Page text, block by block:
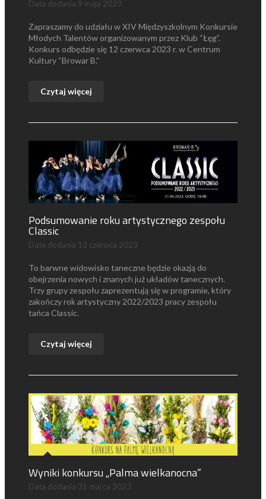
Data dodania 9 maja 2023
Zapraszamy do udziału w XIV Międzyszkolnym Konkursie
Młodych Talentów organizowanym przez Klub “Łęg”.
Konkurs odbędzie się 12 czerwca 2023 r. w Centrum
Kultury “Browar B.”
Czytaj więcej
Podsumowanie roku artystycznego zespołu
Classic
Data dodania 13 czerwca 2023
To barwne widowisko taneczne będzie okazją do
obejrzenia nowych i znanych już układów tanecznych.
Trzy grupy zespołu zaprezentują się w programie, który
zakończy rok artystyczny 2022/2023 pracy zespołu
tańca Classic.
Czytaj więcej
Wyniki konkursu „Palma wielkanocna”
Data dodania 31 marca 2023